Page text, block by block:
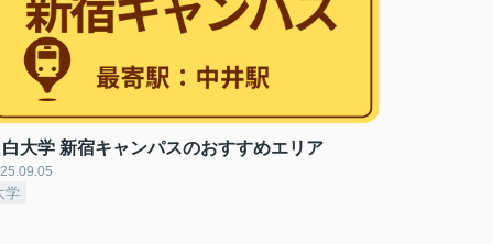
大学 新宿キャンパスのおすすめエリア
学